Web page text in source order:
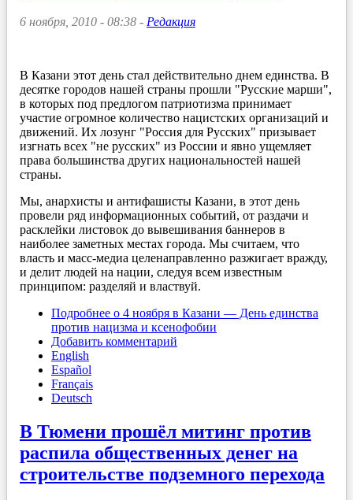
6 ноября, 2010 - 08:38 - Редакция
В Казани этот день стал действительно днем единства. В
десятке городов нашей страны прошли "Русские марши",
в которых под предлогом патриотизма принимает
участие огромное количество нацистских организаций и
движений. Их лозунг "Россия для Русских" призывает
изгнать всех "не русских" из России и явно ущемляет
права большинства других национальностей нашей
страны.
Мы, анархисты и антифашисты Казани, в этот день
провели ряд информационных событий, от раздачи и
расклейки листовок до вывешивания баннеров в
наиболее заметных местах города. Мы считаем, что
власть и масс-медиа целенаправленно разжигает вражду,
и делит людей на нации, следуя всем известным
принципом: разделяй и властвуй.
Подробнее о 4 ноября в Казани — День единства
против нацизма и ксенофобии
Добавить комментарий
English
Español
Français
Deutsch
В Тюмени прошёл митинг против
распила общественных денег на
строительстве подземного перехода